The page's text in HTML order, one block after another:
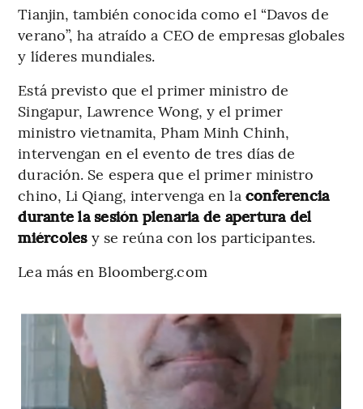
Tianjin, también conocida como el “Davos de
verano”, ha atraído a CEO de empresas globales
y líderes mundiales.
Está previsto que el primer ministro de
Singapur, Lawrence Wong, y el primer
ministro vietnamita, Pham Minh Chinh,
intervengan en el evento de tres días de
duración. Se espera que el primer ministro
chino, Li Qiang, intervenga en la conferencia
durante la sesión plenaria de apertura del
miércolesy se reúna con los participantes.
Lea más en Bloomberg.com